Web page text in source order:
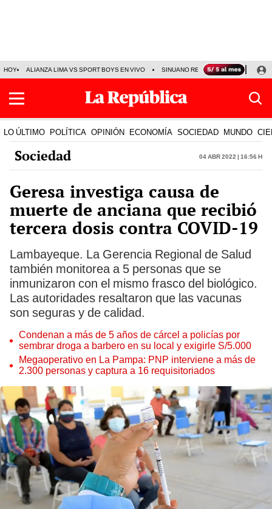
HOY ALIANZA LIMA VS SPORT BOYS EN VIVO SINUANO RESULTADOS HOY
LO ÚLTIMO POLÍTICA OPINIÓN ECONOMÍA SOCIEDAD MUNDO
Sociedad 04 Abr 2022 | 16:56 h
Geresa investiga causa de
muerte de anciana que recibió
tercera dosis contra COVID-19
Lambayeque. La Gerencia Regional de Salud
también monitorea a 5 personas que se
inmunizaron con el mismo frasco del biológico.
Las autoridades resaltaron que las vacunas
son seguras y de calidad.
Condenan a más de 5 años de cárcel a policías por
sembrar droga a barbero en su local y exigirle S/5.000
Megaoperativo en La Pampa: PNP interviene a más de
2.300 personas y captura a 16 requisitoriados